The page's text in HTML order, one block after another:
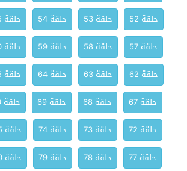
حلقة 52
حلقة 53 حلقة 54 حلقة 55
حلقة 57
حلقة 58 حلقة 59 حلقة 60
حلقة 62
حلقة 63 حلقة 64 حلقة 65
حلقة 67
حلقة 68 حلقة 69 حلقة 70
حلقة 72
حلقة 73 حلقة 74 حلقة 75
حلقة 77
حلقة 78 حلقة 79 حلقة 80